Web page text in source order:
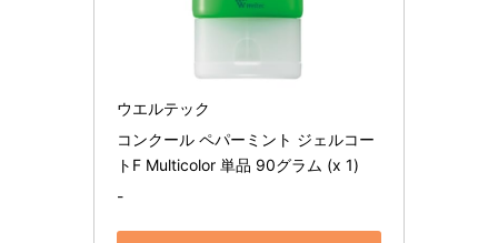
ウエルテック
コンクール ペパーミント ジェルコー
トF Multicolor 単品 90グラム (x 1)
-